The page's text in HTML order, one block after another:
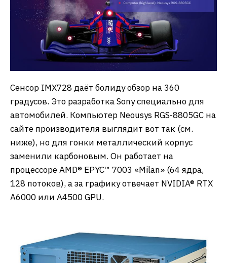
Сенсор IMX728 даёт болиду обзор на 360
градусов. Это разработка Sony специально для
автомобилей. Компьютер Neousys RGS-8805GC на
сайте производителя выглядит вот так (см.
ниже), но для гонки металлический корпус
заменили карбоновым. Он работает на
процессоре AMD® EPYC™ 7003 «Milan» (64 ядра,
128 потоков), а за графику отвечает NVIDIA® RTX
A6000 или A4500 GPU.